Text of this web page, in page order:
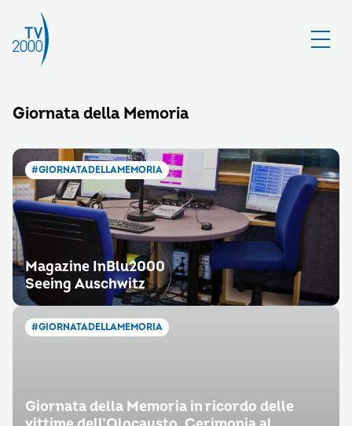
Giornata della Memoria
#GIORNATADELLAMEMORIA
Magazine InBlu2000
Seeing Auschwitz
#GIORNATADELLAMEMORIA
Giornata della Memoria in ricordo delle